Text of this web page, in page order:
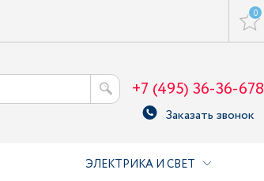
0
+7 (495) 36-36-678
Заказать звонок
ЭЛЕКТРИКА И СВЕТ